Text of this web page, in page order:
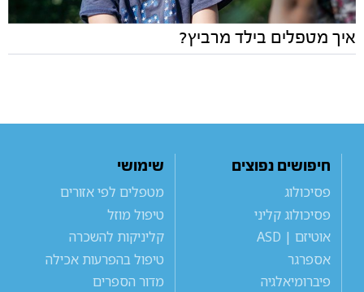
איך מטפלים בילד מרביץ?
חיפושים נפוצים
פסיכולוג
פסיכולוג קליני
אוטיזם | ASD
אספרגר
פיברומיאלגיה
שימושי
מטפלים לפי אזורים
טיפול מוזל
קליניקות להשכרה
טיפול בהפרעות אכילה
מדור הספרים